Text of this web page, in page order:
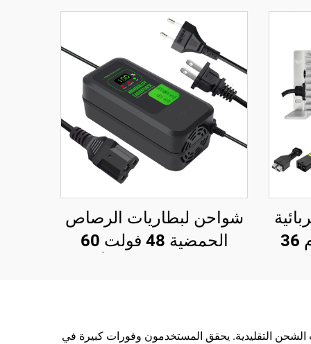
جديدة بحالة ألومنيوم 36
شواحن لبطاريات الرصاص
الحمضية 48 فولت 60
واط/180 واط، ومنفذ تيار
بأساليب الشحن التقليدية. يحقق المستخدمون وفورات كبيرة في